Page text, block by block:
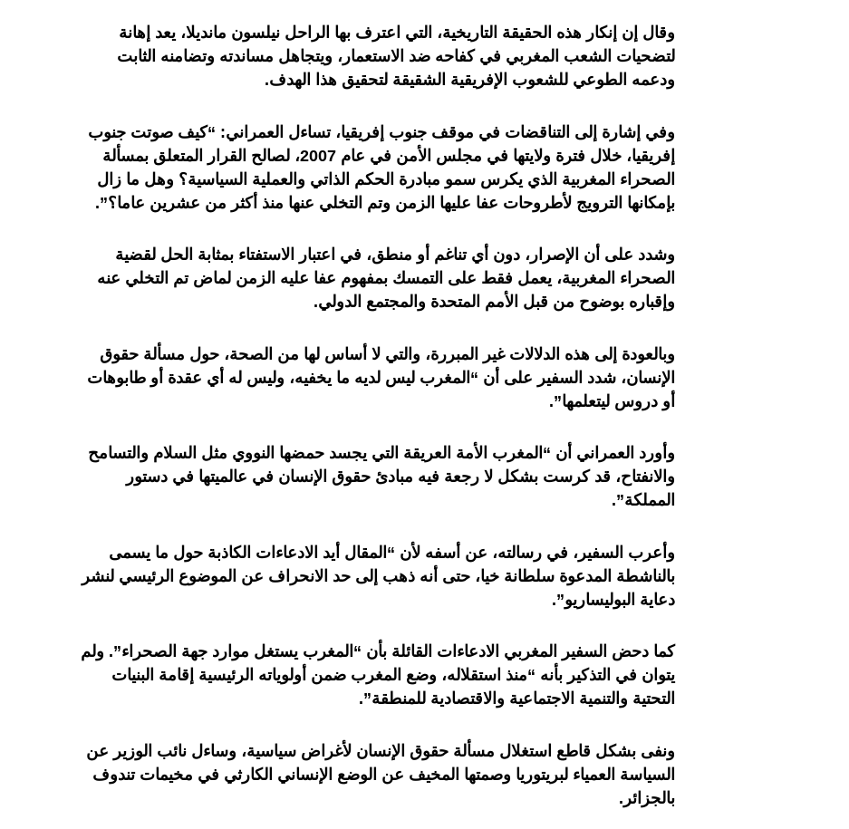
وقال إن إنكار هذه الحقيقة التاريخية، التي اعترف بها الراحل نيلسون مانديلا، يعد إهانة
لتضحيات الشعب المغربي في كفاحه ضد الاستعمار، ويتجاهل مساندته وتضامنه الثابت
ودعمه الطوعي للشعوب الإفريقية الشقيقة لتحقيق هذا الهدف.
وفي إشارة إلى التناقضات في موقف جنوب إفريقيا، تساءل العمراني: “كيف صوتت جنوب
إفريقيا، خلال فترة ولايتها في مجلس الأمن في عام 2007، لصالح القرار المتعلق بمسألة
الصحراء المغربية الذي يكرس سمو مبادرة الحكم الذاتي والعملية السياسية؟ وهل ما زال
بإمكانها الترويج لأطروحات عفا عليها الزمن وتم التخلي عنها منذ أكثر من عشرين عاما؟”.
وشدد على أن الإصرار، دون أي تناغم أو منطق، في اعتبار الاستفتاء بمثابة الحل لقضية
الصحراء المغربية، يعمل فقط على التمسك بمفهوم عفا عليه الزمن لماض تم التخلي عنه
وإقباره بوضوح من قبل الأمم المتحدة والمجتمع الدولي.
وبالعودة إلى هذه الدلالات غير المبررة، والتي لا أساس لها من الصحة، حول مسألة حقوق
الإنسان، شدد السفير على أن “المغرب ليس لديه ما يخفيه، وليس له أي عقدة أو طابوهات
أو دروس ليتعلمها”.
وأورد العمراني أن “المغرب الأمة العريقة التي يجسد حمضها النووي مثل السلام والتسامح
والانفتاح، قد كرست بشكل لا رجعة فيه مبادئ حقوق الإنسان في عالميتها في دستور
المملكة”.
وأعرب السفير، في رسالته، عن أسفه لأن “المقال أيد الادعاءات الكاذبة حول ما يسمى
بالناشطة المدعوة سلطانة خيا، حتى أنه ذهب إلى حد الانحراف عن الموضوع الرئيسي لنشر
دعاية البوليساريو”.
كما دحض السفير المغربي الادعاءات القائلة بأن “المغرب يستغل موارد جهة الصحراء”. ولم
يتوان في التذكير بأنه “منذ استقلاله، وضع المغرب ضمن أولوياته الرئيسية إقامة البنيات
التحتية والتنمية الاجتماعية والاقتصادية للمنطقة”.
ونفى بشكل قاطع استغلال مسألة حقوق الإنسان لأغراض سياسية، وساءل نائب الوزير عن
السياسة العمياء لبريتوريا وصمتها المخيف عن الوضع الإنساني الكارثي في مخيمات تندوف
بالجزائر.